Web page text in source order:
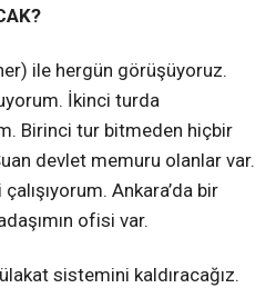
ile hergün görüşüyoruz.
İkinci turda
Birinci tur bitmeden hiçbir
devlet memuru olanlar var.
Ankara’da bir
ofisi var.
sistemini kaldıracağız.